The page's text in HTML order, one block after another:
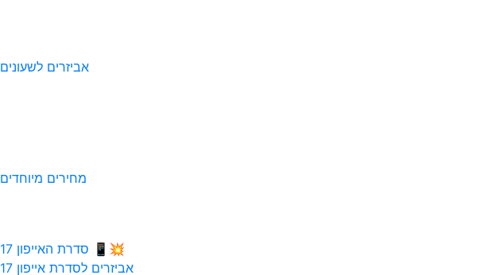
אביזרים לשעונים
מחירים מיוחדים
💥📱 סדרת האייפון 17
אביזרים לסדרת אייפון 17